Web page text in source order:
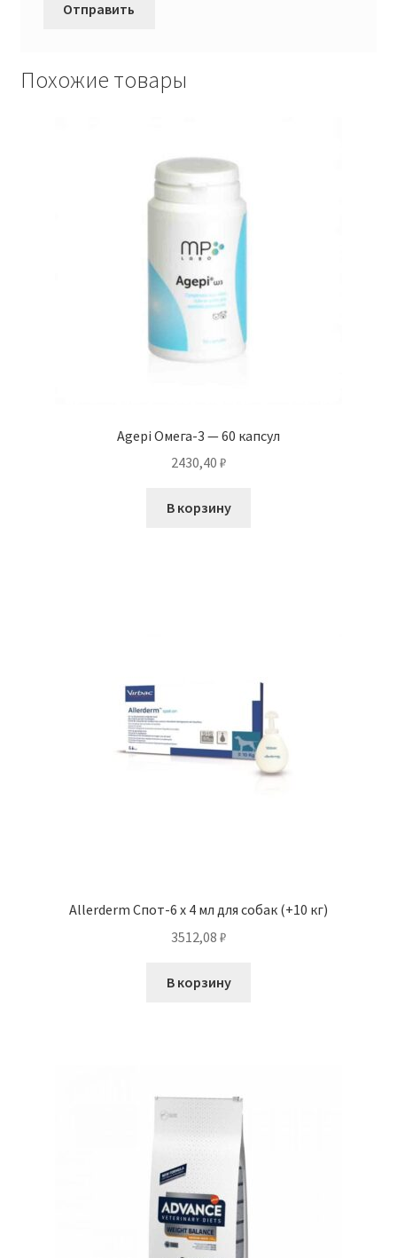
Похожие товары
Agepi Омега-3 — 60 капсул
2430,40 ₽
В корзину
Allerderm Спот-6 х 4 мл для собак (+10 кг)
3512,08 ₽
В корзину